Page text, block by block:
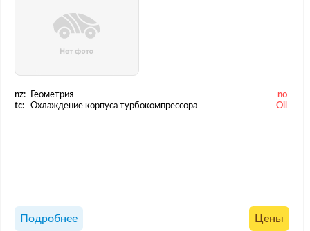
nz: Геометрия
no
tc:
Охлаждение корпуса турбокомпрессора Oil
Подробнее Цены